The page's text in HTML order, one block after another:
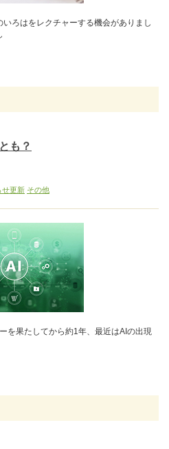
ろはをレクチャーする機会がありまし
も？
せ更新 その他
を果たしてから約1年、最近はAIの出現